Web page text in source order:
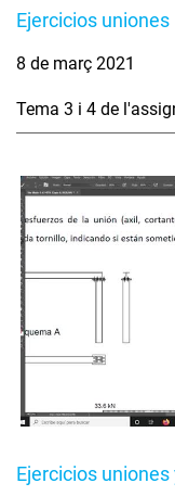
Ejercicios uniones
8 de març 2021
Tema 3 i 4 de
Ejercicios